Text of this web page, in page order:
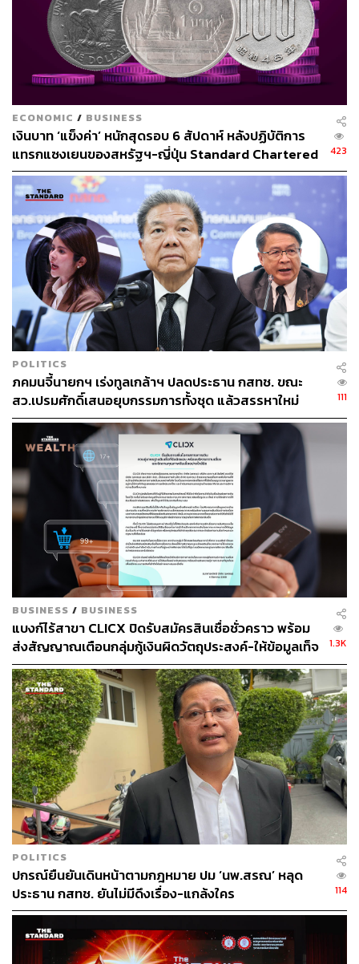
ประการสุดท้ายทุนสำรองระหว่างประเทศแข็งแกร่งโดย ณ
ปัจจุบัน ทุนสำรองระหว่างประเทศของไทยยังแข็งแกร่งและ
สูงกว่าระดับ 250,000 ล้านดอลลาร์สหรัฐฯ
ดังนั้น ถ้า ‘ลด’ ดอกเบี้ยเยอะๆ แล้วเงินไหลออก (เงินบาทอ่อน
ค่า) ประเทศไทยเรามีเงินทุนสำรองกว่าสองแสนล้านดอลลาร์
เพื่อจัดการกับการไหลออกของค่าเงินบาทได้…ไร้กังวล
“แต่เอาจริงๆ พูดก็พูดเถอะครับ ผมคิดว่ารอบนี้ ยามนี้ ถึงแม้
เราจะ ‘ลด’ ดอกเบี้ยนโยบายลงไปถึง 0.50%…ผมว่าเงินบาทก็
ไม่อ่อนค่าหรอก ทั้งจากเทรนด์ De-dollarize และ FED ก็จะ
ลดดอกเบี้ยอีก ดังนั้นก็อย่างที่ว่าแหละครับ จังหวะชุลมุนและ
เข้าทางแบบนี้ต้องรีบจ้วง ‘ลด’ ดอกเบี้ยเลย อย่ารอช้า”
กระสุนลดดอกเบี้ยของประเทศไทยถึงเวลายิงแบบหมดแม็
กกาซีน หรือ ‘All-in’ แล้ว ในความเห็นส่วนตัวของผมอะนะ
ภาพ: ทุนสำรองระหว่างประเทศของไทย
*การแสดงความเห็นให้คำแนะนำดังกล่าว ข้าพเจ้าขอเรียน
ว่าเป็นการกระทำในนามส่วนตัวของข้าพเจ้าเท่านั้น บริษัท
หลักทรัพย์ ซีจีเอส อินเตอร์เนชั่นแนล (ประเทศไทย) จำกัด
มิได้มีส่วนเกี่ยวข้องใดๆ ทั้งสิ้น
สามารถติดตาม THE STANDARD WEALTH
ผ่านแอปพลิเคชันต่างๆ ที่คุณสะดวกหรือใช้งานอยู่แล้วได้เลย
TAGS: ธนาคารแห่งประเทศไทย
คณะกรรมการนโยบายการเงิน (กนง.)
ดอกเบี้ย
เศรษฐพุฒิ สุทธิวาทนฤพุฒิ
ECONOMIC / BUSINESS
เงินบาท ‘แข็งค่า’ หนักสุดรอบ 6 สัปดาห์ หลังปฏิบัติการ
แทรกแซงเยนของสหรัฐฯ-ญี่ปุ่น Standard Chartered
เปิดเป้าสิ้นปีนี้จ่อแข็งต่อแตะ 32.50 บาทต่อดอลลาร์
423
POLITICS
ภคมนจี้นายกฯ เร่งทูลเกล้าฯ ปลดประธาน กสทช. ขณะ
สว.เปรมศักดิ์เสนอยุบกรรมการทั้งชุด แล้วสรรหาใหม่
111
BUSINESS / BUSINESS
แบงก์ไร้สาขา CLICX ปิดรับสมัครสินเชื่อชั่วคราว พร้อม
ส่งสัญญาณเตือนกลุ่มกู้เงินผิดวัตถุประสงค์-ให้ข้อมูลเท็จ
เตรียมดำเนินคดีเด็ดขาด
1.3K
POLITICS
ปกรณ์ยืนยันเดินหน้าตามกฎหมาย ปม ‘นพ.สรณ’ หลุด
ประธาน กสทช. ยันไม่มีดึงเรื่อง-แกล้งใคร
114